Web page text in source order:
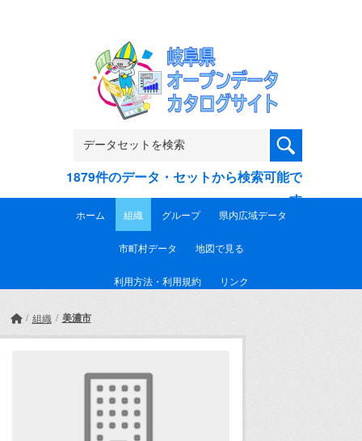
1879件のデータ・セットから検索可能で
す
ホーム 組織 グループ 県内広域データ
市町村データ 地図で見る
利用方法・利用規約 リンク
組織 美濃市